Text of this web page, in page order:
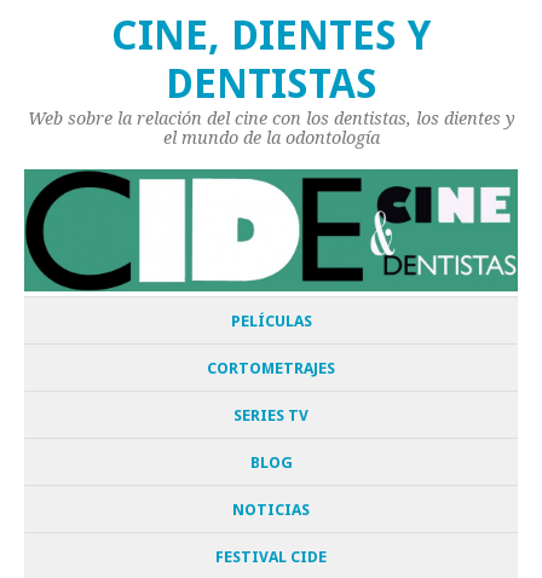
CINE, DIENTES Y
DENTISTAS
Web sobre la relación del cine con los dentistas, los dientes y
el mundo de la odontología
PELÍCULAS
CORTOMETRAJES
SERIES TV
BLOG
NOTICIAS
FESTIVAL CIDE